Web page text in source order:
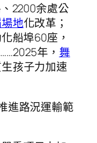
2200余處公
地化改革；
船埠60座，
年， 舞
孩子力加速
進路況運輸範